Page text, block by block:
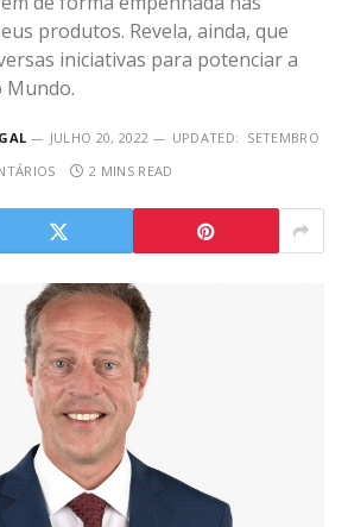
produtos. Revela, ainda, que
iniciativas para potenciar a
Mundo.
JULHO 20, 2022 UPDATED: SETEMBRO
2 MINS READ